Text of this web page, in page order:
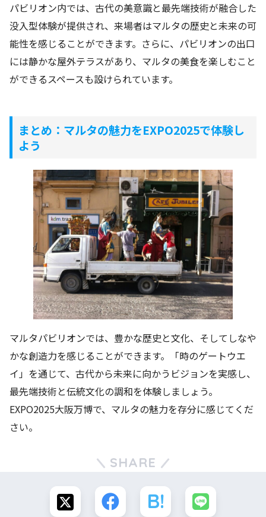
パビリオン内では、古代の美意識と最先端技術が融合した
没入型体験が提供され、来場者はマルタの歴史と未来の可
能性を感じることができます。さらに、パビリオンの出口
には静かな屋外テラスがあり、マルタの美食を楽しむこと
ができるスペースも設けられています。
まとめ：マルタの魅力をEXPO2025で体験し
よう
マルタパビリオンでは、豊かな歴史と文化、そしてしなや
かな創造力を感じることができます。「時のゲートウエ
イ」を通じて、古代から未来に向かうビジョンを実感し、
最先端技術と伝統文化の調和を体験しましょう。
EXPO2025大阪万博で、マルタの魅力を存分に感じてくだ
さい。
SHARE